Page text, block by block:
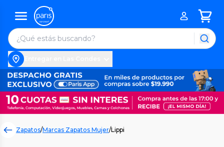
Zapatos/Marcas Zapatos Mujer/Lippi